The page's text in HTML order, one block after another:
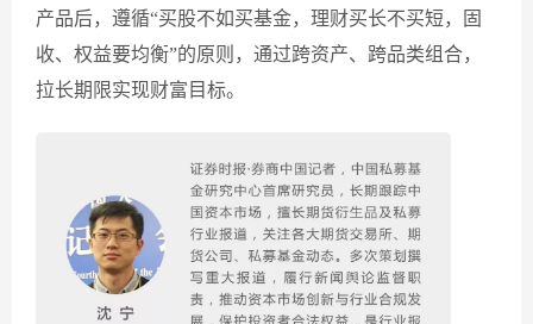
产品后，遵循“买股不如买基金，理财买长不买短，固
收、权益要均衡”的原则，通过跨资产、跨品类组合，
拉长期限实现财富目标。